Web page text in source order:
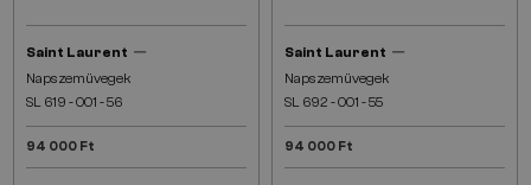
Saint Laurent —
Napszemüvegek
SL 619 - 001 - 56
94 000 Ft
Saint Laurent —
Napszemüvegek
SL 692 - 001 - 55
94 000 Ft